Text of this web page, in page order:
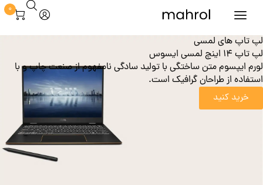
0
هندفری بیسیم
هدفون بی سیم با باطری قوی
لورم ایپسوم متن ساختگی با تولید سادگی نامفهوم از صنعت چاپ و با
استفاده از طراحان گرافیک است.
خرید کنید